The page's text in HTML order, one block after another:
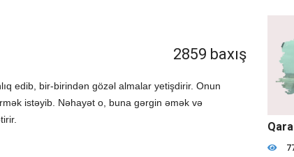
2859 baxış
edib, bir-birindən gözəl almalar yetişdirir. Onun
istəyib. Nəhayət o, buna gərgin əmək və